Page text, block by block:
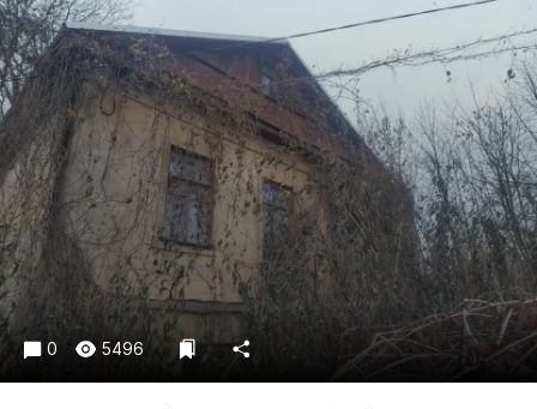
Культура
Недвижимость и ЖКХ
Образование
Общество
Погода
Праздники
Происшествия
Спорт
Экономика и бизнес
ПРОЕКТЫ
0 5496